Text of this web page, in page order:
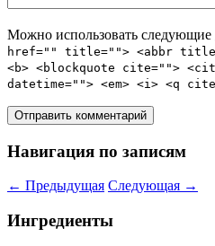
Можно использовать следующие
href="" title=""> <abbr
<b> <blockquote cite="">
datetime=""> <em> <i> <q
Навигация по записям
← Предыдущая Следующая →
Ингредиенты